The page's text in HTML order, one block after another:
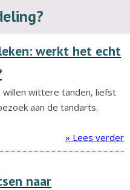
werkt het echt
willen wittere tanden, liefst
aan de tandarts.
» Lees verder
naar